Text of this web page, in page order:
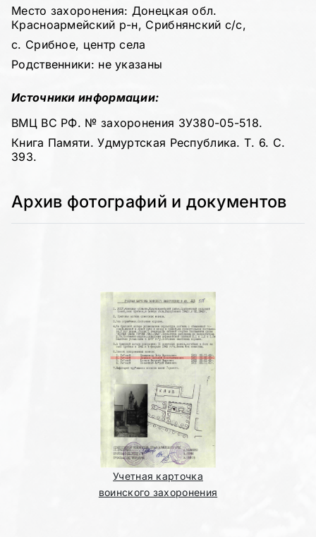
Место захоронения: Донецкая обл.
Красноармейский р-н, Срибнянский с/с,
с. Срибное, центр села
Родственники: не указаны
Источники информации:
ВМЦ ВС РФ. № захоронения ЗУ380-05-518.
Книга Памяти. Удмуртская Республика. Т. 6. С.
393.
Архив фотографий и документов
Учетная карточка
воинского захоронения